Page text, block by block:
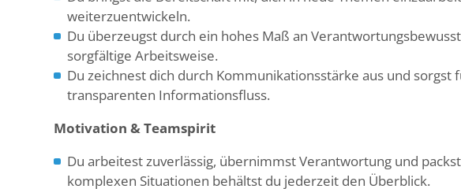
weiterzuentwickeln.
Du überzeugst durch ein hohes Maß an
sorgfältige Arbeitsweise.
Du zeichnest dich durch Kommunikationsstärke aus und sorgst
transparenten Informationsfluss.
Motivation & Teamspirit
Du arbeitest zuverlässig, übernimmst Verantwortung und
komplexen Situationen behältst du jederzeit den Überblick.